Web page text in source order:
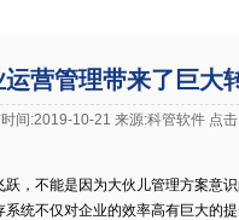
营管理带来了巨大
间:2019-10-21 来源:科管软件 点
，不能是因为大伙儿管理方案意
统不仅对企业的效率高有巨大的